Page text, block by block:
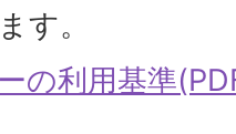
す。
の利用基準